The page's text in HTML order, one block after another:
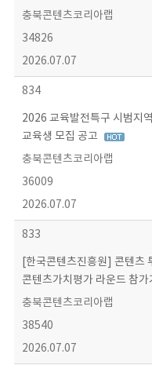
충북콘텐츠코리아랩
34826
2026.07.07
834
2026 교육발전특구 시범지
교육생 모집 공고
충북콘텐츠코리아랩
36009
2026.07.07
833
[한국콘텐츠진흥원] 콘텐츠
콘텐츠가치평가 라운드 참가
충북콘텐츠코리아랩
38540
2026.07.07